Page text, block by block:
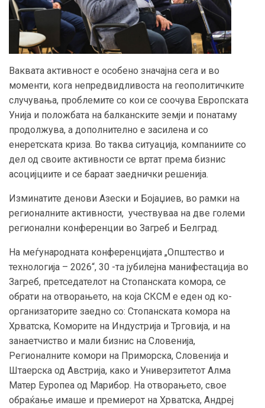
Ваквата активност е особено значајна сега и во
моменти, кога непредвидливоста на геополитичките
случувања, проблемите со кои се соочува Европската
Унија и положбата на балканските земји и понатаму
продолжува, а дополнително е засилена и со
енеретската криза. Во таква ситуација, компаниите со
дел од своите активности се вртат према бизнис
асоцијциите и се бараат заеднички решенија.
Изминатите денови Азески и Бојаџиев, во рамки на
регионалните активности, учествуваа на две големи
регионални конференции во Загреб и Белград.
На меѓународната конференцијата „Општество и
технологија – 2026“, 30 -та јубилејна манифестација во
Загреб, претседателот на Стопанската комора, се
обрати на отворањето, на која СКСМ е еден од ко-
организаторите заедно со: Стопанската комора на
Хрватска, Коморите на Индустрија и Трговија, и на
занаетчиство и мали бизнис на Словенија,
Регионалните комори на Приморска, Словенија и
Штаерска од Австрија, како и Универзитетот Алма
Матер Еуропеа од Марибор. На отворањето, свое
обраќање имаше и премиерот на Хрватска, Андреј